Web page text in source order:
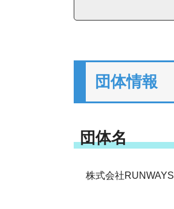
団体情報
団体名
株式会社RUNWAYS